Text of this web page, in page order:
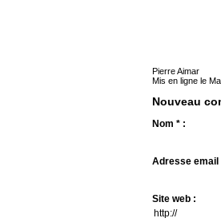
Pierre Aimar
Mis en ligne le
Nouveau
Nom * :
Adresse email
Site web :